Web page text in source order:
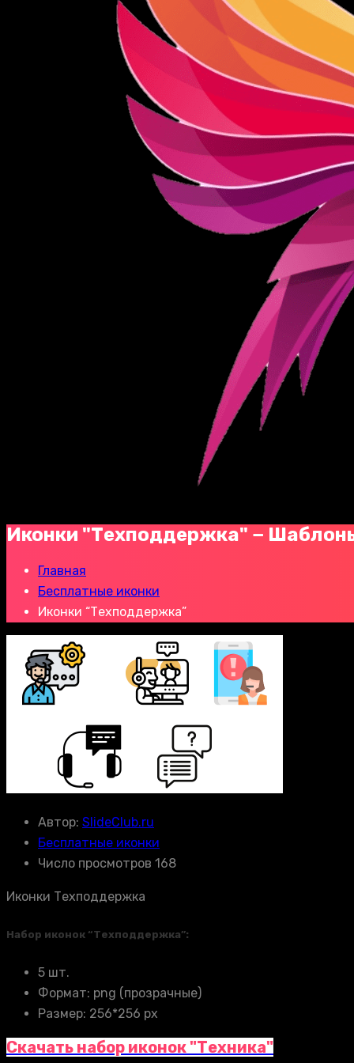
Иконки "Техподдержка" −
Главная
Бесплатные иконки
Иконки “Техподдержка”
Автор: SlideClub.ru
Бесплатные иконки
Число просмотров 168
Иконки Техподдержка
Набор иконок “Техподдержка”:
5 шт.
Формат: png (прозрачные)
Размер: 256*256 px
Скачать набор иконок "Техника"